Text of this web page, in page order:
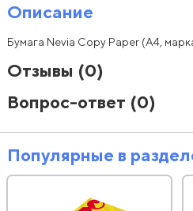
Описание
Бумага Nevia Copy Paper (А4,
Отзывы (0)
Вопрос-ответ (0)
Популярные в